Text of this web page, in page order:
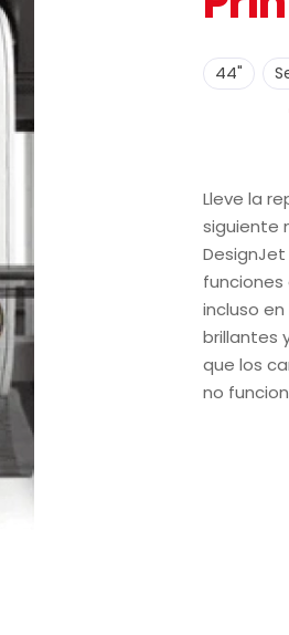
44" ,
Lleve la
siguiente
incluso
brillantes
que los
no